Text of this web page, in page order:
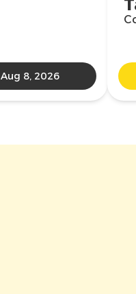
Aug 8, 2026